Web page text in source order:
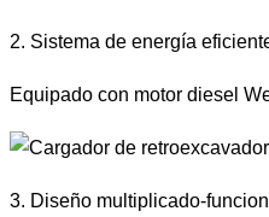
2. Sistema de energía
Equipado con motor diesel
3. Diseño multiplicado-